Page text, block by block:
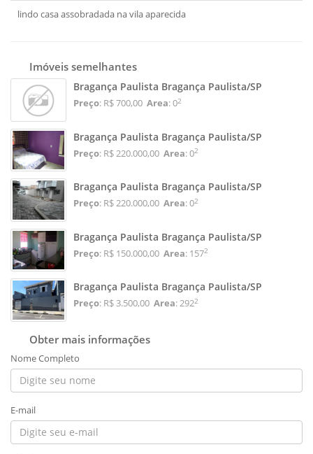
lindo casa assobradada na vila aparecida
Imóveis semelhantes
Bragança Paulista Bragança Paulista/SP
Preço: R$ 700,00 Area: 02
Bragança Paulista Bragança Paulista/SP
Preço: R$ 220.000,00 Area: 02
Bragança Paulista Bragança Paulista/SP
Preço: R$ 220.000,00 Area: 02
Bragança Paulista Bragança Paulista/SP
Preço: R$ 150.000,00 Area: 1572
Bragança Paulista Bragança Paulista/SP
Preço: R$ 3.500,00 Area: 2922
Obter mais informações
Nome Completo
E-mail